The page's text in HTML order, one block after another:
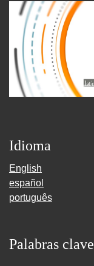
Idioma
English
español
português
Palabras clave